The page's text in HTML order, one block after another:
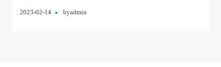
2023-02-14 byadmin